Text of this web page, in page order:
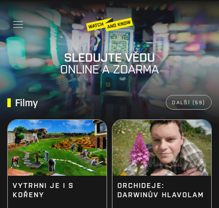
SLEDUJTE VĚDU
ONLINE A ZDARMA
Filmy DALŠÍ (59)
VYTRHNI JE I S
KOŘENY
ORCHIDEJE:
DARWINŮV HLAVOLAM